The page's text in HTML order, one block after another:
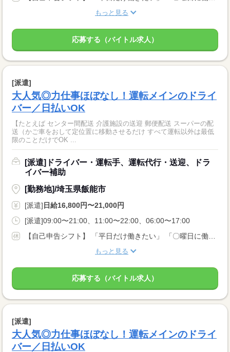
もっと見る
応募する（バイトル求人）
[派遣]
大人気◎力仕事ほぼなし！運転メインのドライ
バー／日払いOK
【たとえば センター間配送 介護施設の送迎 郵便配送 スーパーの配
送（かご車をおして定位置に移動させるだけ すべて運転以外は最低
限のことだけでOK ...
[派遣]ドライバー・運転手、運転代行・送迎、ドラ
イバー補助
[勤務地]/埼玉県飯能市
[派遣] 日給16,800円〜21,000円
[派遣]09:00〜21:00、11:00〜22:00、06:00〜17:00
もっと見る
応募する（バイトル求人）
[派遣]
大人気◎力仕事ほぼなし！運転メインのドライ
バー／日払いOK